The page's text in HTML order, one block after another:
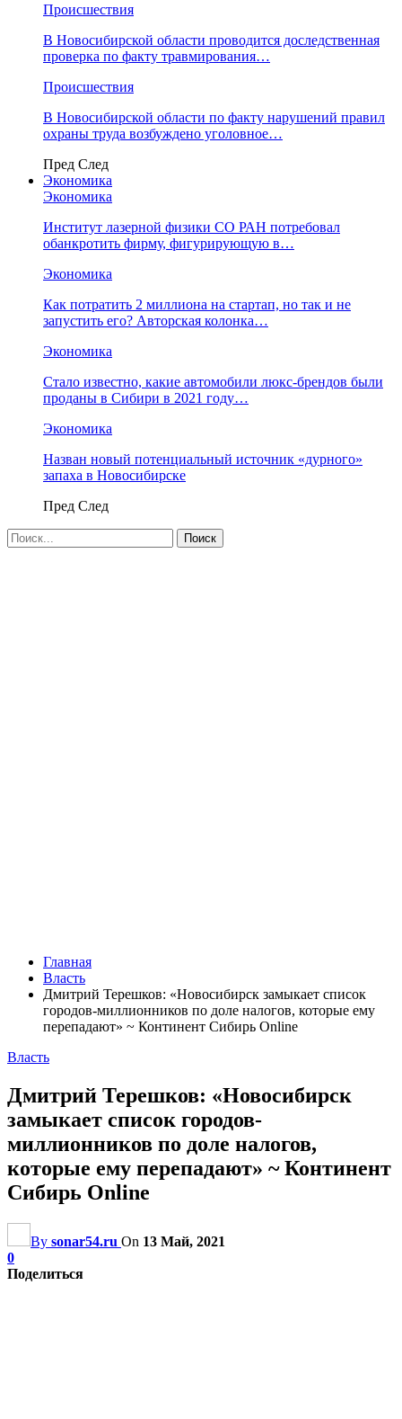
Происшествия
В Новосибирской области проводится доследственная
проверка по факту травмирования…
Происшествия
В Новосибирской области по факту нарушений правил
охраны труда возбуждено уголовное…
Пред След
Экономика
Экономика
Институт лазерной физики СО РАН потребовал
обанкротить фирму, фигурирующую в…
Экономика
Как потратить 2 миллиона на стартап, но так и не
запустить его? Авторская колонка…
Экономика
Стало известно, какие автомобили люкс-брендов были
проданы в Сибири в 2021 году…
Экономика
Назван новый потенциальный источник «дурного»
запаха в Новосибирске
Пред След
Главная
Власть
Дмитрий Терешков: «Новосибирск замыкает список
городов-миллионников по доле налогов, которые ему
перепадают» ~ Континент Сибирь Online
Власть
Дмитрий Терешков: «Новосибирск
замыкает список городов-
миллионников по доле налогов,
которые ему перепадают» ~ Континент
Сибирь Online
By sonar54.ru On 13 Май, 2021
0
Поделиться